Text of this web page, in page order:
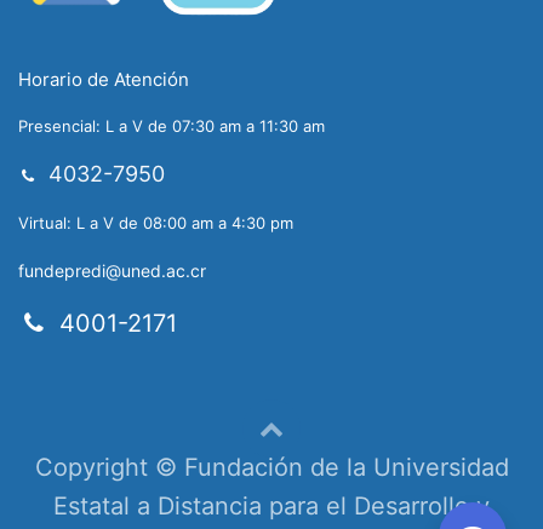
Horario de Atención
Presencial: L a V de 07:30 am a 11:30 am
4032-7950
Virtual: L a V de 08:00 am a 4:30 pm
fundepredi@uned.ac.cr
4001-2171
Copyright © Fundación de la Universidad
Estatal a Distancia para el Desarrollo y